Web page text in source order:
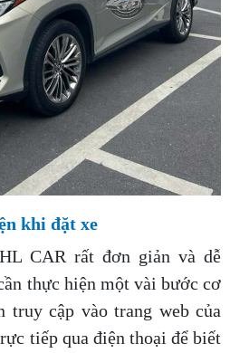
khi đặt xe
CAR rất đơn giản và dễ
thực hiện một vài bước cơ
truy cập vào trang web của
tiếp qua điện thoại để biết